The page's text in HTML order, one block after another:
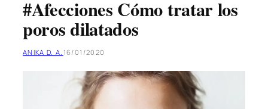
#Afecciones Cómo tratar los
poros dilatados
ANIKA D. A. 16/01/2020